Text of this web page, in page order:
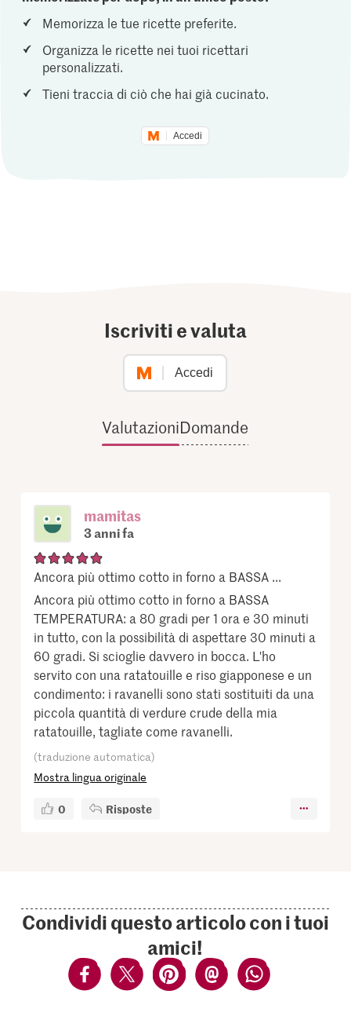
Memorizza le tue ricette preferite.
Organizza le ricette nei tuoi ricettari
personalizzati.
Tieni traccia di ciò che hai già cucinato.
Accedi
Iscriviti e valuta
Accedi
ValutazioniDomande
mamitas
3 anni fa
Ancora più ottimo cotto in forno a BASSA ...
Ancora più ottimo cotto in forno a BASSA
TEMPERATURA: a 80 gradi per 1 ora e 30 minuti
in tutto, con la possibilità di aspettare 30 minuti a
60 gradi. Si scioglie davvero in bocca. L'ho
servito con una ratatouille e riso giapponese e un
condimento: i ravanelli sono stati sostituiti da una
piccola quantità di verdure crude della mia
ratatouille, tagliate come ravanelli.
(traduzione automatica)
Mostra lingua originale
0 Risposte
Condividi questo articolo con i tuoi
amici!